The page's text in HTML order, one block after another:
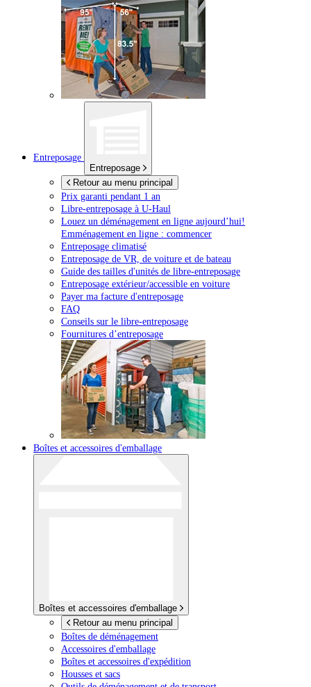
Entreposage
Entreposage
Retour au menu principal
Prix garanti pendant 1 an
Libre-entreposage à U-Haul
Louez un déménagement en ligne aujourd’hui!
Emménagement en ligne : commencer
Entreposage climatisé
Entreposage de VR, de voiture et de bateau
Guide des tailles d'unités de libre-entreposage
Entreposage extérieur/accessible en voiture
Payer ma facture d'entreposage
FAQ
Conseils sur le libre-entreposage
Fournitures d’entreposage
Boîtes et accessoires d'emballage
Boîtes et accessoires d'emballage
Retour au menu principal
Boîtes de déménagement
Accessoires d'emballage
Boîtes et accessoires d'expédition
Housses et sacs